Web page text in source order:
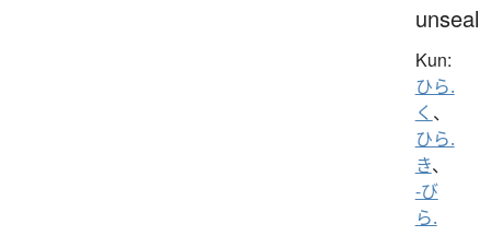
unseal
Kun:
ひら.
く 、
ひら.
き、
-び
ら.